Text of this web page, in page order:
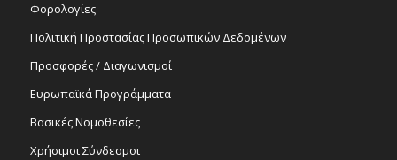
Φορολογίες
Πολιτική Προστασίας Προσωπικών Δεδομένων
Προσφορές / Διαγωνισμοί
Ευρωπαϊκά Προγράμματα
Βασικές Νομοθεσίες
Χρήσιμοι Σύνδεσμοι